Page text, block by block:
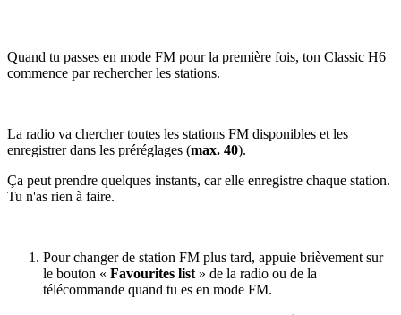
Quand tu passes en mode FM pour la première fois, ton Classic H6
commence par rechercher les stations.
La radio va chercher toutes les stations FM disponibles et les
enregistrer dans les préréglages (max. 40).
Ça peut prendre quelques instants, car elle enregistre chaque station.
Tu n'as rien à faire.
Pour changer de station FM plus tard, appuie brièvement sur
le bouton « Favourites list » de la radio ou de la
télécommande quand tu es en mode FM.